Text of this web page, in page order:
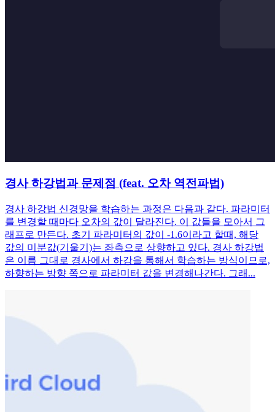
경사 하강법과 문제점 (feat. 오차 역전파법)
경사 하강법 신경망을 학습하는 과정은 다음과 같다. 파라미터
를 변경할 때마다 오차의 값이 달라진다. 이 값들을 모아서 그
래프로 만든다. 초기 파라미터의 값이 -1.6이라고 할때, 해당
값의 미분값(기울기)는 좌측으로 상향하고 있다. 경사 하강법
은 이름 그대로 경사에서 하강을 통해서 학습하는 방식이므로,
하향하는 방향 쪽으로 파라미터 값을 변경해나간다. 그래...